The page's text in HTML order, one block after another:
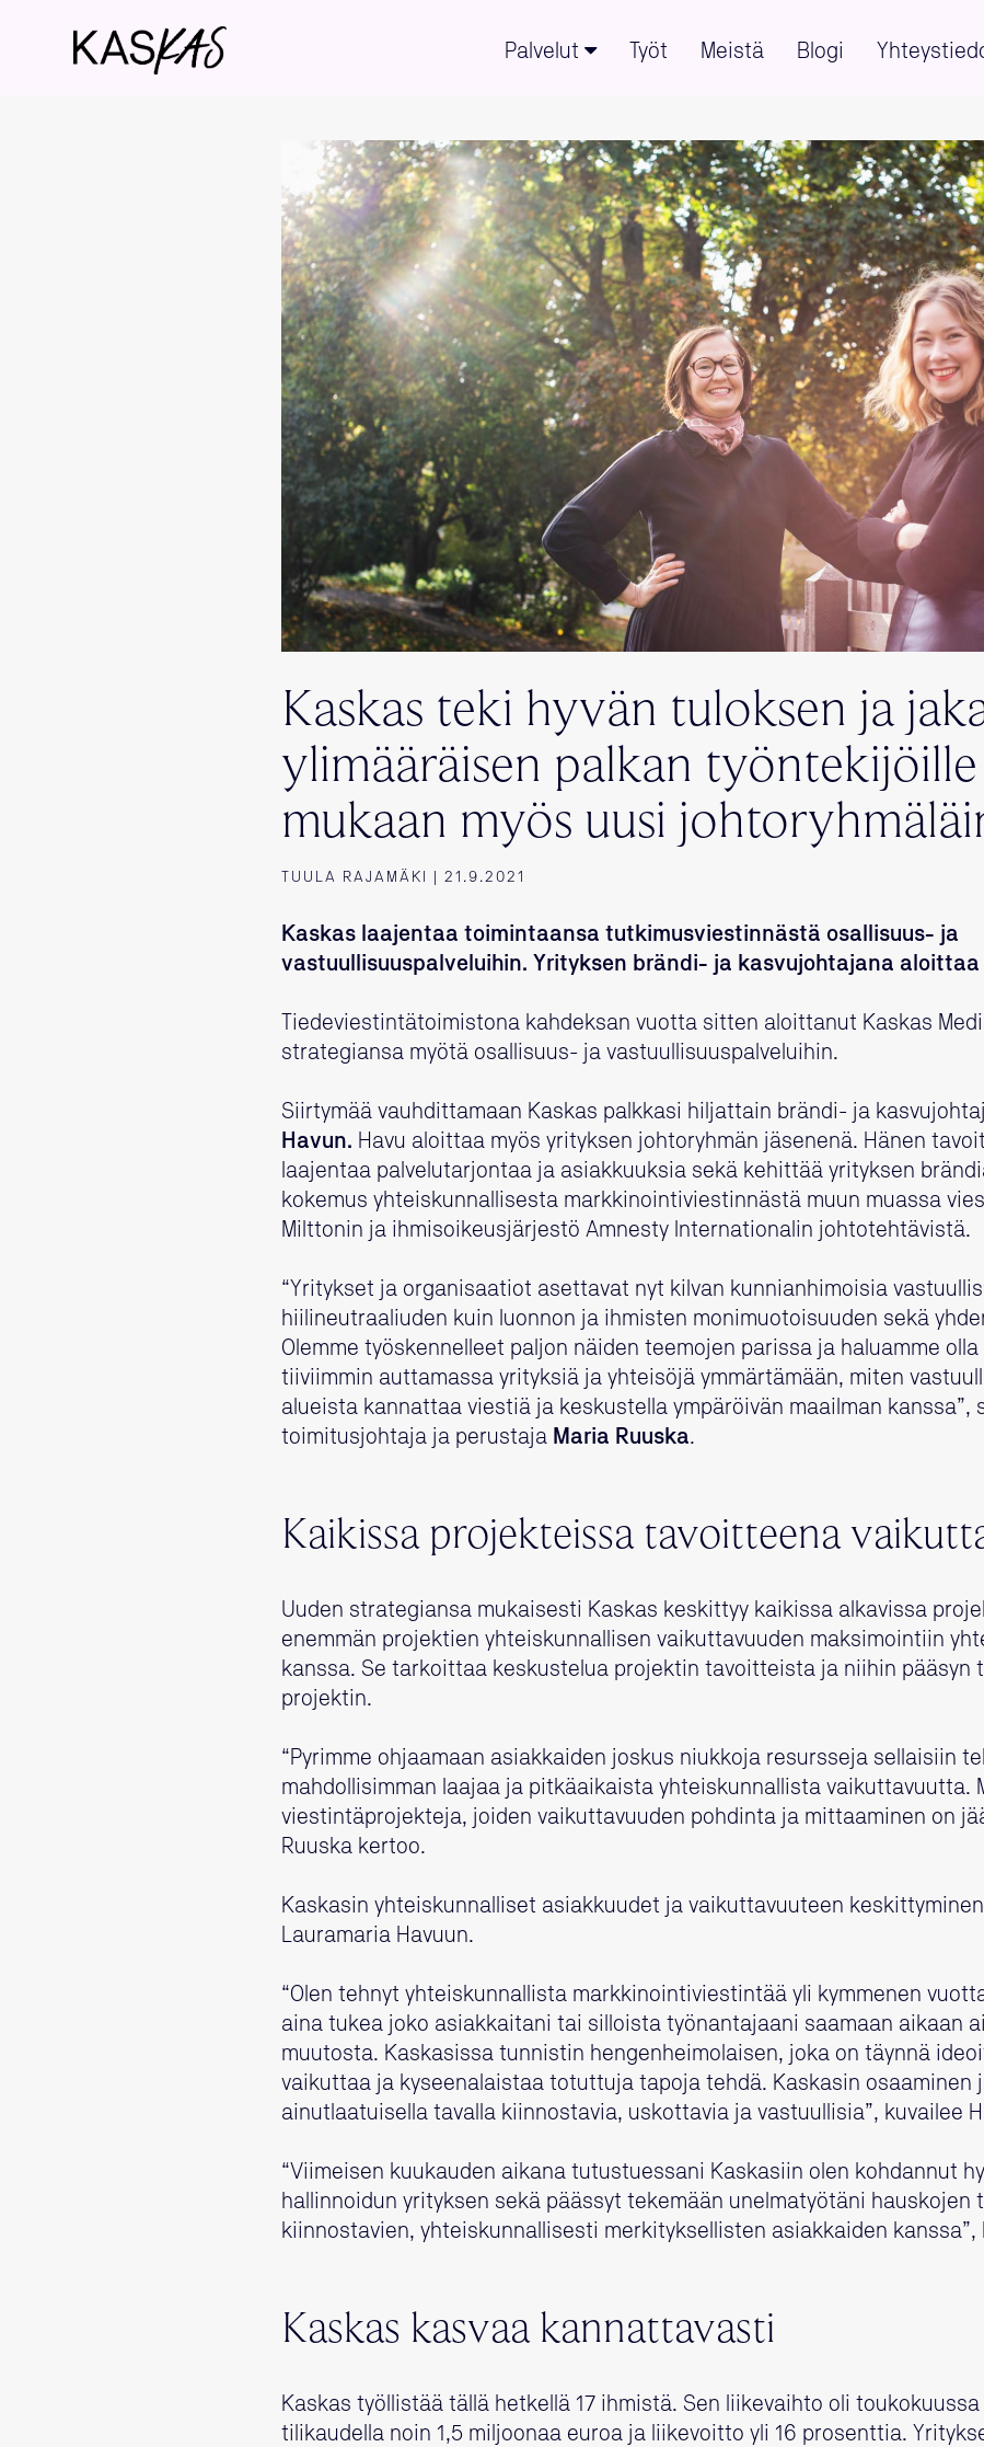
Palvelut Työt Meistä Blogi
Kaskas teki hyvän tuloksen ja
ylimääräisen palkan
mukaan myös uusi
TUULA RAJAMÄKI | 21.9.2021
Kaskas laajentaa toimintaansa tutkimusviestinnästä osallisuus- ja
vastuullisuuspalveluihin. Yrityksen brändi- ja kasvujohtajana aloittaa
Tiedeviestintätoimistona kahdeksan vuotta sitten aloittanut Kaskas
strategiansa myötä osallisuus- ja vastuullisuuspalveluihin.
Siirtymää vauhdittamaan Kaskas palkkasi hiljattain brändi- ja
Havun. Havu aloittaa myös yrityksen johtoryhmän jäsenenä. Hänen
laajentaa palvelutarjontaa ja asiakkuuksia sekä kehittää yrityksen
kokemus yhteiskunnallisesta markkinointiviestinnästä muun muassa
Milttonin ja ihmisoikeusjärjestö Amnesty Internationalin johtotehtävistä.
“Yritykset ja organisaatiot asettavat nyt kilvan kunnianhimoisia
hiilineutraaliuden kuin luonnon ja ihmisten monimuotoisuuden sekä
Olemme työskennelleet paljon näiden teemojen parissa ja haluamme
tiiviimmin auttamassa yrityksiä ja yhteisöjä ymmärtämään, miten
alueista kannattaa viestiä ja keskustella ympäröivän maailman kanssa”,
toimitusjohtaja ja perustaja Maria Ruuska.
Kaikissa projekteissa tavoitteena
Uuden strategiansa mukaisesti Kaskas keskittyy kaikissa alkavissa
enemmän projektien yhteiskunnallisen vaikuttavuuden maksimointiin
kanssa. Se tarkoittaa keskustelua projektin tavoitteista ja niihin pääsyn
projektin.
“Pyrimme ohjaamaan asiakkaiden joskus niukkoja resursseja sellaisiin
mahdollisimman laajaa ja pitkäaikaista yhteiskunnallista vaikuttavuutta.
viestintäprojekteja, joiden vaikuttavuuden pohdinta ja mittaaminen on
Ruuska kertoo.
Kaskasin yhteiskunnalliset asiakkuudet ja vaikuttavuuteen
Lauramaria Havuun.
“Olen tehnyt yhteiskunnallista markkinointiviestintää yli kymmenen
aina tukea joko asiakkaitani tai silloista työnantajaani saamaan aikaan
muutosta. Kaskasissa tunnistin hengenheimolaisen, joka on täynnä
vaikuttaa ja kyseenalaistaa totuttuja tapoja tehdä. Kaskasin osaaminen
ainutlaatuisella tavalla kiinnostavia, uskottavia ja vastuullisia”, kuvailee
“Viimeisen kuukauden aikana tutustuessani Kaskasiin olen kohdannut
hallinnoidun yrityksen sekä päässyt tekemään unelmatyötäni hauskojen
kiinnostavien, yhteiskunnallisesti merkityksellisten asiakkaiden kanssa”,
Kaskas kasvaa kannattavasti
Kaskas työllistää tällä hetkellä 17 ihmistä. Sen liikevaihto oli
tilikaudella noin 1,5 miljoonaa euroa ja liikevoitto yli 16 prosenttia.